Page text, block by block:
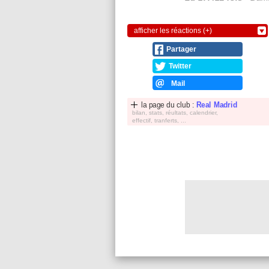
afficher les réactions (+)
Partager
Twitter
Mail
la page du club : Real Madrid
bilan, stats, réultats, calendrier,
effectif, tranferts, ...